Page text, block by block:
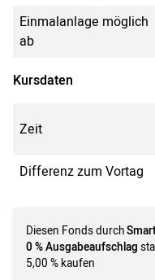
Einmalanlage möglich
ab
Kursdaten
Zeit
Differenz zum Vortag
Diesen Fonds durch
0 % Ausgabeaufschlag
5,00 % kaufen